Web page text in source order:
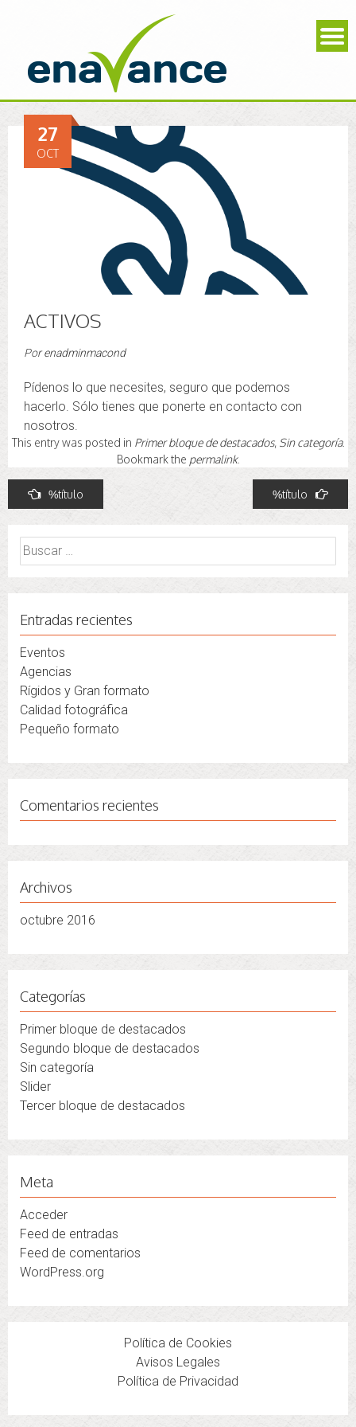
ACTIVOS
27
OCT
Porenadminmacond
Pídenos lo que necesites, seguro que podemos
hacerlo. Sólo tienes que ponerte en contacto con
nosotros.
This entry was posted in Primer bloque de destacados, Sin categoría.
Bookmark the permalink.
Navegación
de
entradas
%título %título
Buscar:
Entradas recientes
Eventos
Agencias
Rígidos y Gran formato
Calidad fotográfica
Pequeño formato
Comentarios recientes
Archivos
octubre 2016
Categorías
Primer bloque de destacados
Segundo bloque de destacados
Sin categoría
Slider
Tercer bloque de destacados
Meta
Acceder
Feed de entradas
Feed de comentarios
WordPress.org
Política de Cookies
Avisos Legales
Política de Privacidad